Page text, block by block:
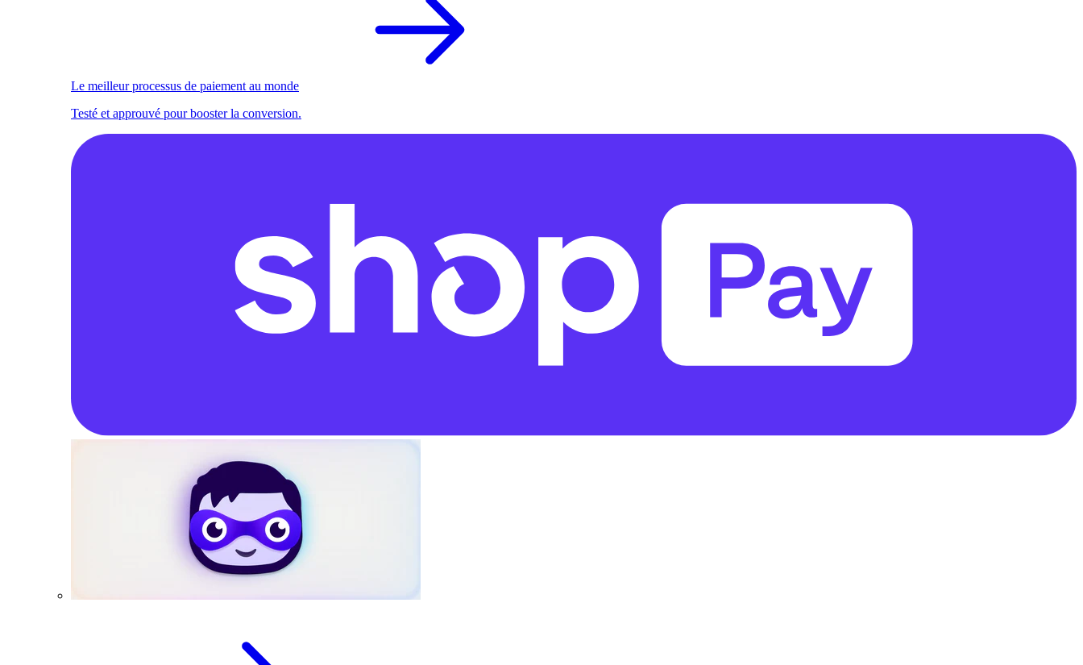
Le meilleur processus de paiement au monde
Testé et approuvé pour booster la conversion.